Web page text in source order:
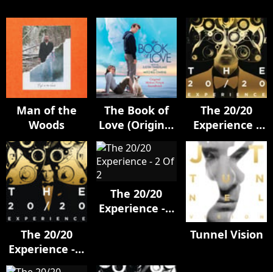
Man of the
Woods
The Book of
Love (Original
Picture
Soundtrack)
The 20/20
Experience -
The Complete
Experience
The 20/20
Experience - 2
Of 2 (deluxe)
The 20/20
Experience - 2
Tunnel Vision